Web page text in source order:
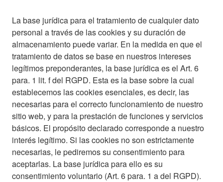
La base jurídica para el tratamiento de cualquier dato
personal a través de las cookies y su duración de
almacenamiento puede variar. En la medida en que el
tratamiento de datos se base en nuestros intereses
legítimos preponderantes, la base jurídica es el Art. 6
para. 1 lit. f del RGPD. Esta es la base sobre la cual
establecemos las cookies esenciales, es decir, las
necesarias para el correcto funcionamiento de nuestro
sitio web, y para la prestación de funciones y servicios
básicos. El propósito declarado corresponde a nuestro
interés legítimo. Si las cookies no son estrictamente
necesarias, le pediremos su consentimiento para
aceptarlas. La base jurídica para ello es su
consentimiento voluntario (Art. 6 para. 1 a del RGPD).